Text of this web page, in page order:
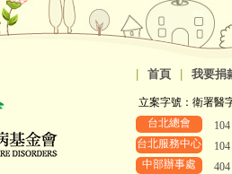
首頁 我要捐
立案字號：衛署醫
台北總會
台北服務中心
中部辦事處